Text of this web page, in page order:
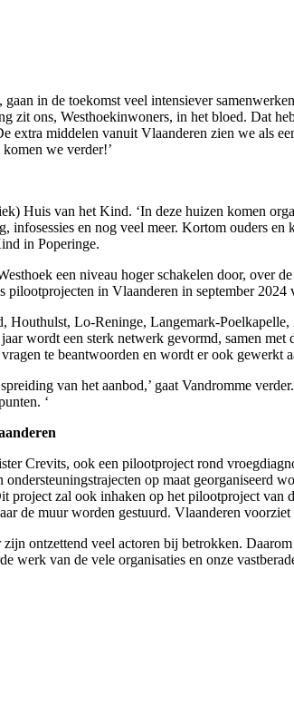
in de toekomst veel intensiever
zit ons, Westhoekinwoners, in het bloed. Dat
extra middelen vanuit Vlaanderen zien we als
we verder!’
Huis van het Kind. ‘In deze huizen komen
en nog veel meer. Kortom ouders
in Poperinge.
een niveau hoger schakelen door, over
in Vlaanderen in september 2024
Lo-Reninge, Langemark-
wordt een sterk netwerk gevormd, samen
te beantwoorden en wordt er ook
van het aanbod,’ gaat Vandromme
‘
Crevits, ook een pilootproject rond
op maat georganiseerd
project zal ook inhaken op het pilootproject
de muur worden gestuurd. Vlaanderen
ontzettend veel actoren bij betrokken.
werk van de vele organisaties en onze